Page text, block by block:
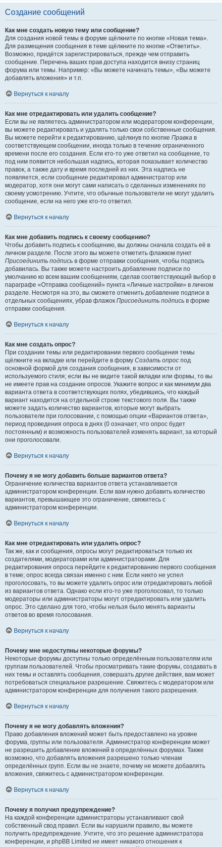
Создание сообщений
Как мне создать новую тему или сообщение?
Для создания новой темы в форуме щёлкните по кнопке «Новая тема».
Для размещения сообщения в теме щёлкните по кнопке «Ответить».
Возможно, придётся зарегистрироваться, прежде чем отправить
сообщение. Перечень ваших прав доступа находится внизу страниц
форума или темы. Например: «Вы можете начинать темы», «Вы можете
добавлять вложения» и т.п.
Вернуться к началу
Как мне отредактировать или удалить сообщение?
Если вы не являетесь администратором или модератором конференции,
вы можете редактировать и удалять только свои собственные сообщения.
Вы можете перейти к редактированию, щёлкнув по кнопке Правка в
соответствующем сообщении, иногда только в течение ограниченного
времени после его создания. Если кто-то уже ответил на сообщение, то
под ним появится небольшая надпись, которая показывает количество
правок, а также дату и время последней из них. Эта надпись не
появляется, если сообщение редактировал администратор или
модератор, хотя они могут сами написать о сделанных изменениях по
своему усмотрению. Учтите, что обычные пользователи не могут удалить
сообщение, если на него уже кто-то ответил.
Вернуться к началу
Как мне добавить подпись к своему сообщению?
Чтобы добавить подпись к сообщению, вы должны сначала создать её в
личном разделе. После этого вы можете отметить флажком пункт
Присоединить подпись в форме отправки сообщения, чтобы подпись
добавилась. Вы также можете настроить добавление подписи по
умолчанию ко всем вашим сообщениям, сделав соответствующий выбор в
параграфе «Отправка сообщений» пункта «Личные настройки» в личном
разделе. Несмотря на это, вы сможете отменить добавление подписи в
отдельных сообщениях, убрав флажок Присоединить подпись в форме
отправки сообщения.
Вернуться к началу
Как мне создать опрос?
При создании темы или редактировании первого сообщения темы
щёлкните на вкладке или перейдите в форму Создать опрос под
основной формой для создания сообщения, в зависимости от
используемого стиля; если вы не видите такой вкладки или формы, то вы
не имеете прав на создание опросов. Укажите вопрос и как минимум два
варианта ответа в соответствующих полях, убедившись, что каждый
вариант находится на отдельной строке текстового поля. Вы также
можете задать количество вариантов, которые могут выбрать
пользователи при голосовании, с помощью опции «Вариантов ответа»,
период проведения опроса в днях (0 означает, что опрос будет
постоянным) и возможность пользователей изменять вариант, за который
они проголосовали.
Вернуться к началу
Почему я не могу добавить больше вариантов ответа?
Ограничение количества вариантов ответа устанавливается
администратором конференции. Если вам нужно добавить количество
вариантов, превышающее это ограничение, свяжитесь с
администратором конференции.
Вернуться к началу
Как мне отредактировать или удалить опрос?
Так же, как и сообщения, опросы могут редактироваться только их
создателями, модераторами или администраторами. Для
редактирования опроса перейдите к редактированию первого сообщения
в теме; опрос всегда связан именно с ним. Если никто не успел
проголосовать, то вы можете удалить опрос или отредактировать любой
из вариантов ответа. Однако если кто-то уже проголосовал, то только
модераторы или администраторы могут отредактировать или удалить
опрос. Это сделано для того, чтобы нельзя было менять варианты
ответов во время голосования.
Вернуться к началу
Почему мне недоступны некоторые форумы?
Некоторые форумы доступны только определённым пользователям или
группам пользователей. Чтобы просматривать такие форумы, создавать в
них темы и оставлять сообщения, совершать другие действия, вам может
потребоваться специальное разрешение. Свяжитесь с модератором или
администратором конференции для получения такого разрешения.
Вернуться к началу
Почему я не могу добавлять вложения?
Право добавления вложений может быть предоставлено на уровне
форума, группы или пользователя. Администратор конференции может
не разрешить добавление вложений в определённых форумах. Также
возможно, что добавлять вложения разрешено только членам
определённых групп. Если вы не знаете, почему не можете добавлять
вложения, свяжитесь с администратором конференции.
Вернуться к началу
Почему я получил предупреждение?
На каждой конференции администраторы устанавливают свой
собственный свод правил. Если вы нарушили правило, вы можете
получить предупреждение. Учтите, что это решение администратора
конференции, и phpBB Limited не имеет никакого отношения к